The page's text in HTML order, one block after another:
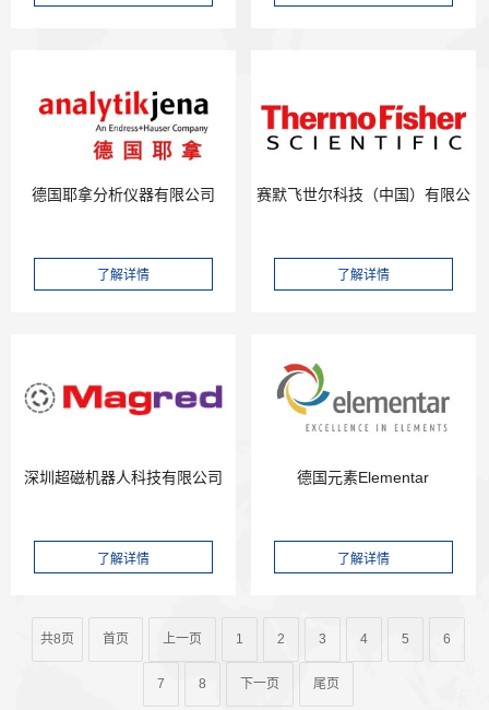
德国耶拿分析仪器有限公司
赛默飞世尔科技（中国）有限公
深圳超磁机器人科技有限公司 德国元素Elementar
共8页 首页 上一页 1 2 3 4 5 6
7 8 下一页 尾页